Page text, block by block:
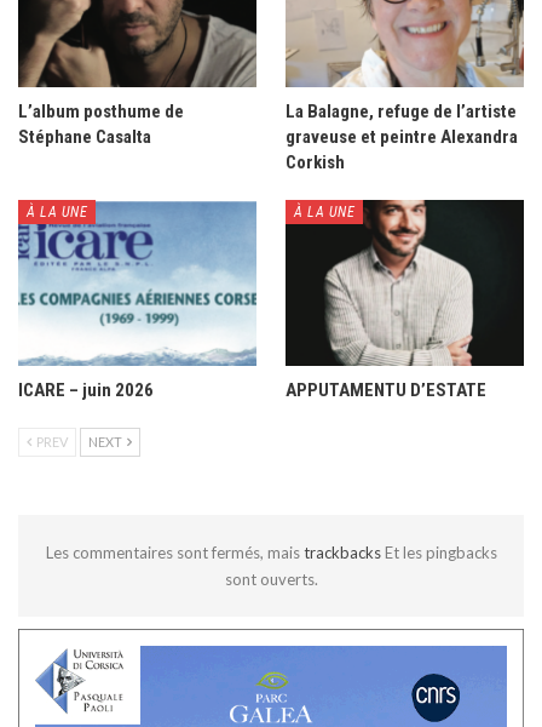
L’album posthume de
Stéphane Casalta
La Balagne, refuge de l’artiste
graveuse et peintre Alexandra
Corkish
À LA UNE
ICARE – juin 2026
À LA UNE
APPUTAMENTU D’ESTATE
PREV NEXT
Les commentaires sont fermés, maistrackbacks Et les pingbacks
sont ouverts.